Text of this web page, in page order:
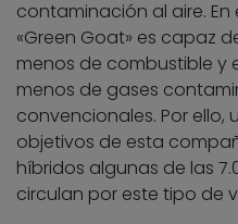
contaminación al aire.
«Green Goat» es capaz
menos de combustible y
menos de gases
convencionales. Por ello,
objetivos de esta
híbridos algunas de las
circulan por este tipo de